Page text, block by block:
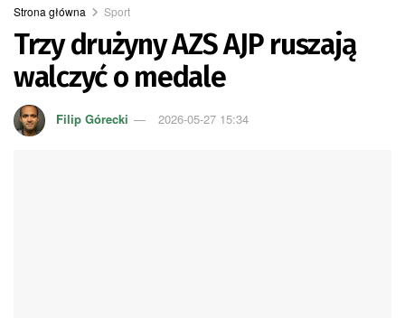
Strona główna Sport
Trzy drużyny AZS AJP ruszają
walczyć o medale
Filip Górecki 2026-05-27 15:34